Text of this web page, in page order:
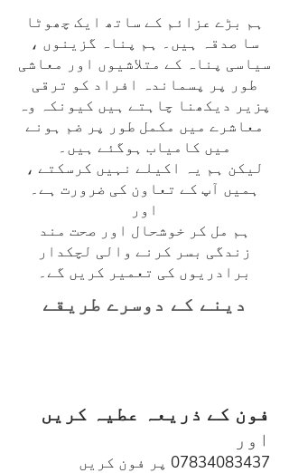
ہم بڑے عزائم کے ساتھ ایک چھوٹا
سا صدقہ ہیں۔ ہم پناہ گزینوں ،
سیاسی پناہ کے متلاشیوں اور معاشی
طور پر پسماندہ افراد کو ترقی
پزیر دیکھنا چاہتے ہیں کیونکہ وہ
معاشرے میں مکمل طور پر ضم ہونے
میں کامیاب ہوگئے ہیں۔
لیکن ہم یہ اکیلے نہیں کرسکتے ،
ہمیں آپ کے تعاون کی ضرورت ہے۔
اور
ہم مل کر خوشحال اور صحت مند
زندگی بسر کرنے والی لچکدار
برادریوں کی تعمیر کریں گے۔
دینے کے دوسرے طریقے
فون کے ذریعہ عطیہ کریں
اور
07834083437 پر فون کریں